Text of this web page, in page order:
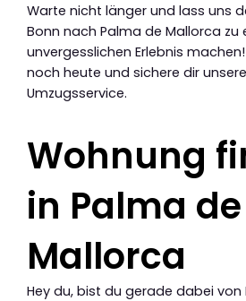
Warte nicht länger und lass uns
Bonn nach Palma de Mallorca zu
unvergesslichen Erlebnis
noch heute und sichere dir
Umzugsservice.
Wohnung
in Palma de
Mallorca
Hey du, bist du gerade dabei von